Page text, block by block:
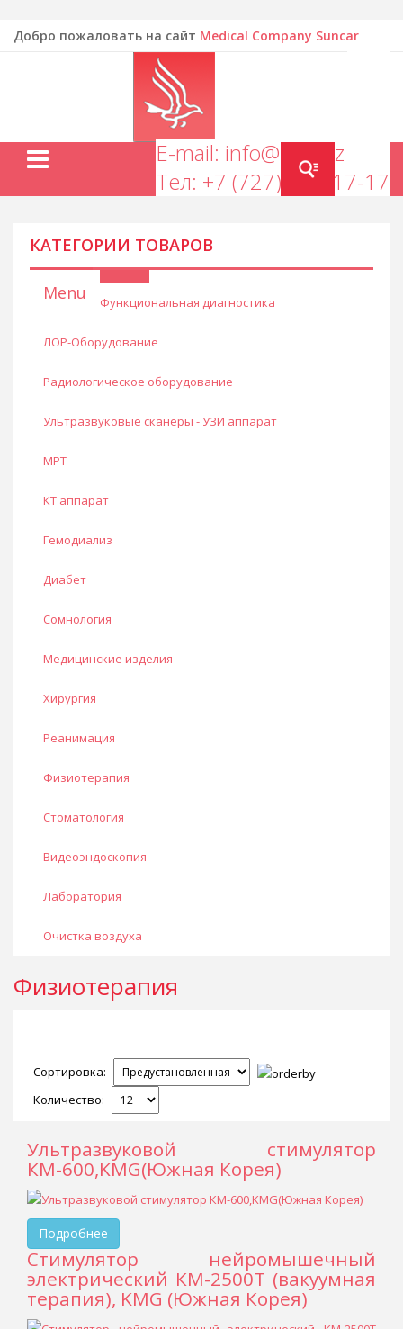
Добро пожаловать на сайт Medical Company Suncar
E-mail: info@mcs.kz
Тел: +7 (727) 277-17-17
КАТЕГОРИИ ТОВАРОВ
Menu Функциональная диагностика
ЛОР-Оборудование
Радиологическое оборудование
Ультразвуковые сканеры - УЗИ аппарат
МРТ
КТ аппарат
Гемодиализ
Диабет
Сомнология
Медицинские изделия
Хирургия
Реанимация
Физиотерапия
Стоматология
Видеоэндоскопия
Лаборатория
Очистка воздуха
Физиотерапия
Сортировка:
Количество:
Ультразвуковой стимулятор
КМ-600,KMG(Южная Корея)
Подробнее
Стимулятор нейромышечный
электрический КМ-2500Т (вакуумная
терапия), KMG (Южная Корея)